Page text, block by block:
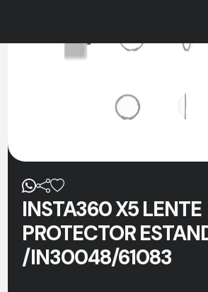
INSTA360 X5 LENTE
PROTECTOR
/IN30048/61083